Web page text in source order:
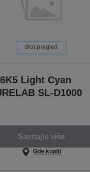
Brzi pregled
Light Cyan
SL-D1000
Saznajte više
Gde kupiti